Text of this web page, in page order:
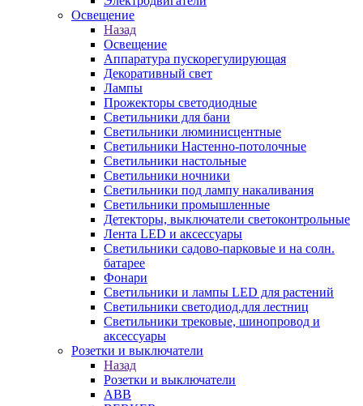
Освещение
Назад
Освещение
Аппаратура пускорегулирующая
Декоративный свет
Лампы
Прожекторы светодиодные
Светильники для бани
Светильники люминисцентные
Светильники Настенно-потолочные
Светильники настольные
Светильники ночники
Светильники под лампу накаливания
Светильники промышленные
Детекторы, выключатели светоконтрольные
Лента LED и аксессуары
Светильники садово-парковые и на солн.
батарее
Фонари
Светильники и лампы LED для растений
Светильники светодиод.для лестниц
Светильники трековые, шинопровод и
аксессуары
Розетки и выключатели
Назад
Розетки и выключатели
ABB